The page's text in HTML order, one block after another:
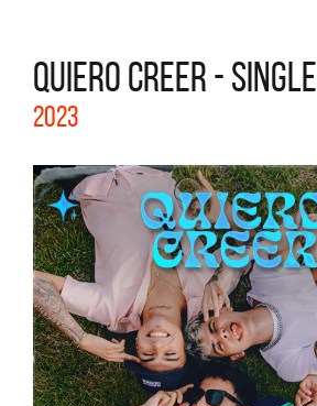
QUIERO CREER - SINGLE
2023